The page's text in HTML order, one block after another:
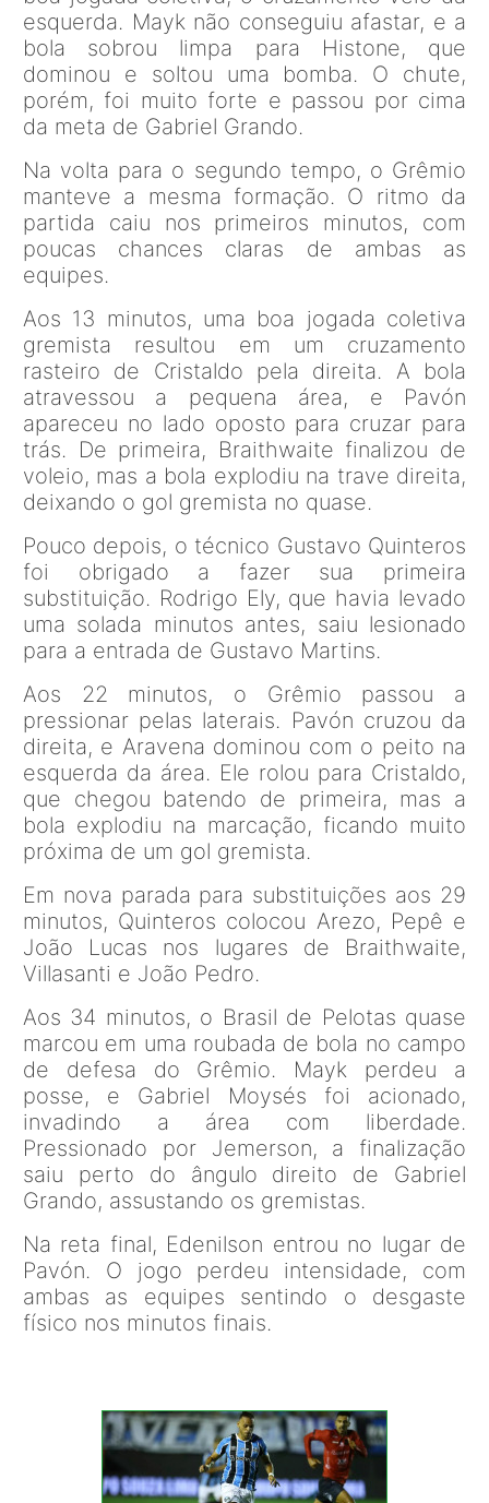
esquerda. Mayk não conseguiu afastar, e a
bola sobrou limpa para Histone, que
dominou e soltou uma bomba. O chute,
porém, foi muito forte e passou por cima
da meta de Gabriel Grando.
Na volta para o segundo tempo, o Grêmio
manteve a mesma formação. O ritmo da
partida caiu nos primeiros minutos, com
poucas chances claras de ambas as
equipes.
Aos 13 minutos, uma boa jogada coletiva
gremista resultou em um cruzamento
rasteiro de Cristaldo pela direita. A bola
atravessou a pequena área, e Pavón
apareceu no lado oposto para cruzar para
trás. De primeira, Braithwaite finalizou de
voleio, mas a bola explodiu na trave direita,
deixando o gol gremista no quase.
Pouco depois, o técnico Gustavo Quinteros
foi obrigado a fazer sua primeira
substituição. Rodrigo Ely, que havia levado
uma solada minutos antes, saiu lesionado
para a entrada de Gustavo Martins.
Aos 22 minutos, o Grêmio passou a
pressionar pelas laterais. Pavón cruzou da
direita, e Aravena dominou com o peito na
esquerda da área. Ele rolou para Cristaldo,
que chegou batendo de primeira, mas a
bola explodiu na marcação, ficando muito
próxima de um gol gremista.
Em nova parada para substituições aos 29
minutos, Quinteros colocou Arezo, Pepê e
João Lucas nos lugares de Braithwaite,
Villasanti e João Pedro.
Aos 34 minutos, o Brasil de Pelotas quase
marcou em uma roubada de bola no campo
de defesa do Grêmio. Mayk perdeu a
posse, e Gabriel Moysés foi acionado,
invadindo a área com liberdade.
Pressionado por Jemerson, a finalização
saiu perto do ângulo direito de Gabriel
Grando, assustando os gremistas.
Na reta final, Edenilson entrou no lugar de
Pavón. O jogo perdeu intensidade, com
ambas as equipes sentindo o desgaste
físico nos minutos finais.